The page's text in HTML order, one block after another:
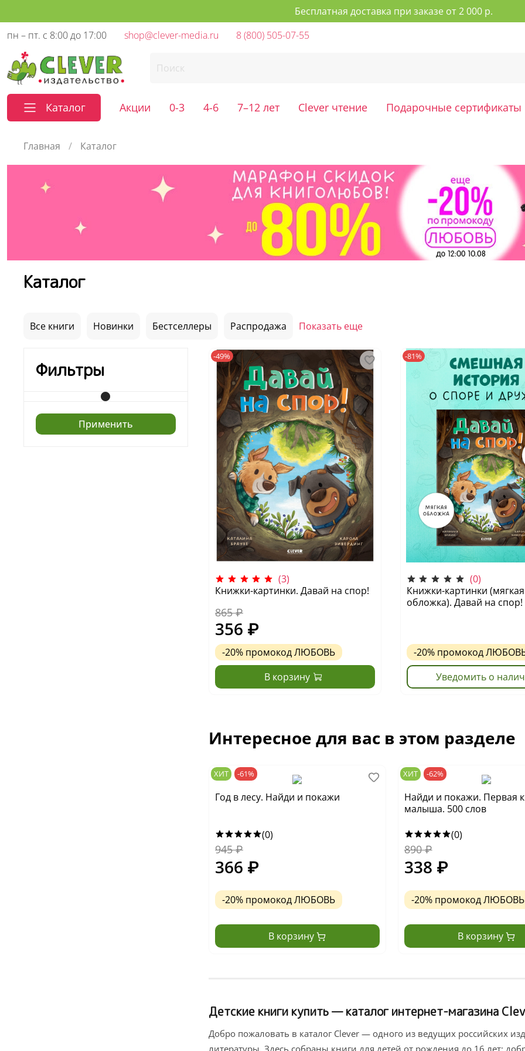
Бесплатная доставка при заказе от 2 000 р.
пн – пт. с 8:00 до 17:00
shop@clever-media.ru 8 (800) 505-07-55
Каталог Акции 0-3 4-6 7–12 лет Clever чтение Подарочные сертификаты
Главная Каталог
Каталог
Все книги Новинки Бестселлеры Распродажа Показать еще
-49%
(3)
Книжки-картинки. Давай на спор!
865 ₽
356 ₽
-20% промокодЛЮБОВЬ
В корзину
-81%
(0)
Книжки-картинки (мягкая
обложка). Давай на спор!
-20% промокод
Уведомить о
Интересное для вас в этом разделе
ХИТ -61%
Год в лесу. Найди и покажи
(0)
945₽
366 ₽
-20% промокод ЛЮБОВЬ
В корзину
ХИТ -62%
Найди и покажи. Первая
малыша. 500 слов
(0)
890₽
338 ₽
-20% промокод ЛЮБОВЬ
В корзину
Детские книги купить — каталог интернет-магазина
Добро пожаловать в каталог Clever — одного из ведущих российских
литературы. Здесь собраны книги для детей от рождения до 16 лет:
Фильтры
Применить